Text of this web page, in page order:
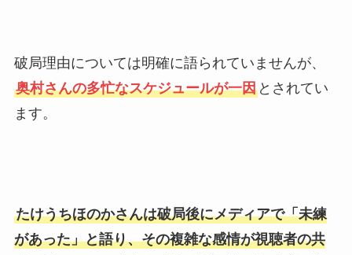
破局理由については明確に語られていませんが、
奥村さんの多忙なスケジュールが一因とされてい
ます。
たけうちほのかさんは破局後にメディアで「未練
があった」と語り、その複雑な感情が視聴者の共